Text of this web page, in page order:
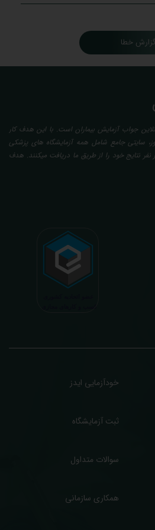
گزارش خطا
جواب آزمایش بیماران است. با این هدف کار
کردیم و امروز، سایتی جامع شامل همه آزمایشگاه های پزشکی
نتایج خود را از طریق ما دریافت میکنند. هدف
رسالت ما در تفسیر، استخراج حداکثر
(با دریافت اطلاعاتی دقیقتر، کاربردی، قابل
به جامعه ای سالم تر برای تبدیل شدن به
سوز نداره...) برسیم. قابل ذکر است که جواب
بصورت مستقیم دسترسی ندارد و موارد تفسیر نیز
میگیرد و ما تابع اصول اخلاق پزشکی و حرفه ای
خودآزمایی ایدز
ثبت آزمایشگاه
سوالات متداول
همکاری سازمانی